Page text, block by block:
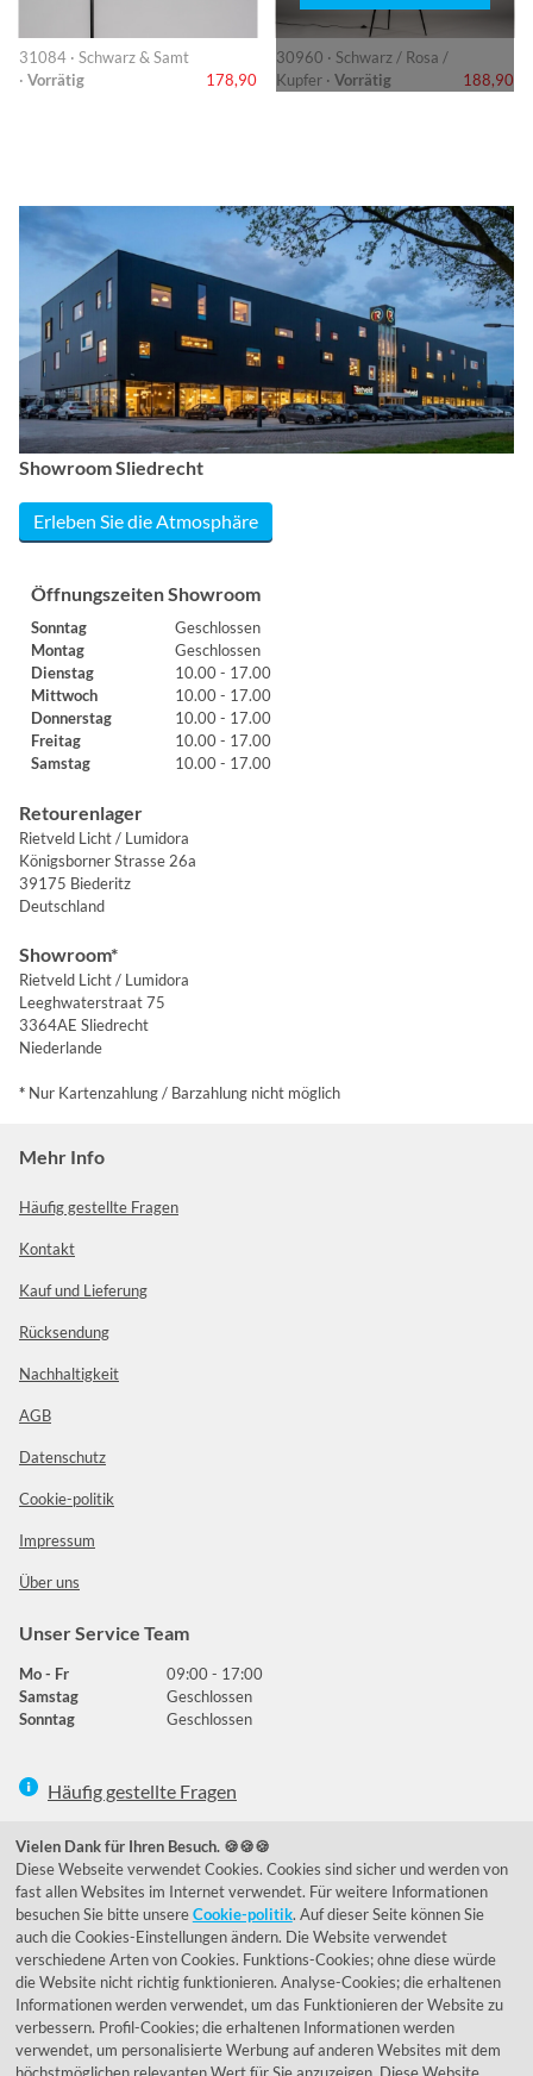
31084 · Schwarz & Samt
· Vorrätig 178,90
30960 · Schwarz / Rosa /
Kupfer · Vorrätig 188,90
Showroom Sliedrecht
Erleben Sie die Atmosphäre
Öffnungszeiten Showroom
Sonntag
Geschlossen
Montag
Geschlossen
Dienstag
10.00 - 17.00
Mittwoch
10.00 - 17.00
Donnerstag
10.00 - 17.00
Freitag
10.00 - 17.00
Samstag
10.00 - 17.00
Retourenlager
Rietveld Licht / Lumidora
Königsborner Strasse 26a
39175 Biederitz
Deutschland
Showroom*
Rietveld Licht / Lumidora
Leeghwaterstraat 75
3364AE Sliedrecht
Niederlande
* Nur Kartenzahlung / Barzahlung nicht möglich
Mehr Info
Häufig gestellte Fragen
Kontakt
Kauf und Lieferung
Rücksendung
Nachhaltigkeit
AGB
Datenschutz
Cookie-politik
Impressum
Über uns
Unser Service Team
Mo - Fr
09:00 - 17:00
Samstag
Geschlossen
Sonntag
Geschlossen
Häufig gestellte Fragen
039292 - 678215
de@lumidora.com
FacebookInstagram
Kundenmeinungen
Exzellent - eKomi.de
Vielen Dank für Ihren Besuch. 🍪🍪🍪
Diese Webseite verwendet Cookies. Cookies sind sicher und werden von
fast allen Websites im Internet verwendet. Für weitere Informationen
besuchen Sie bitte unsereCookie-politik. Auf dieser Seite können Sie
auch die Cookies-Einstellungen ändern. Die Website verwendet
verschiedene Arten von Cookies. Funktions-Cookies; ohne diese würde
die Website nicht richtig funktionieren. Analyse-Cookies; die erhaltenen
Informationen werden verwendet, um das Funktionieren der Website zu
verbessern. Profil-Cookies; die erhaltenen Informationen werden
verwendet, um personalisierte Werbung auf anderen Websites mit dem